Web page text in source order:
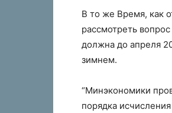
В то же Время, как
рассмотреть
должна до апреля
зимнем.
“Минэкономики
порядка